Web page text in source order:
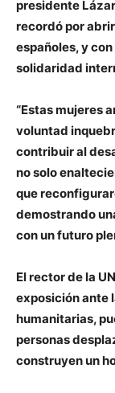
presidente
recordó por
españoles, y
solidaridad
“Estas mujeres
voluntad
contribuir al
no solo
que
demostrando
con un futuro
El rector de la
exposición ante
humanitarias,
personas
construyen un